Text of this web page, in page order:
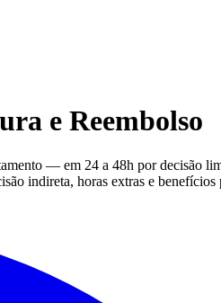
e Reembolso
— em 24 a 48h por decisão
indireta, horas extras e